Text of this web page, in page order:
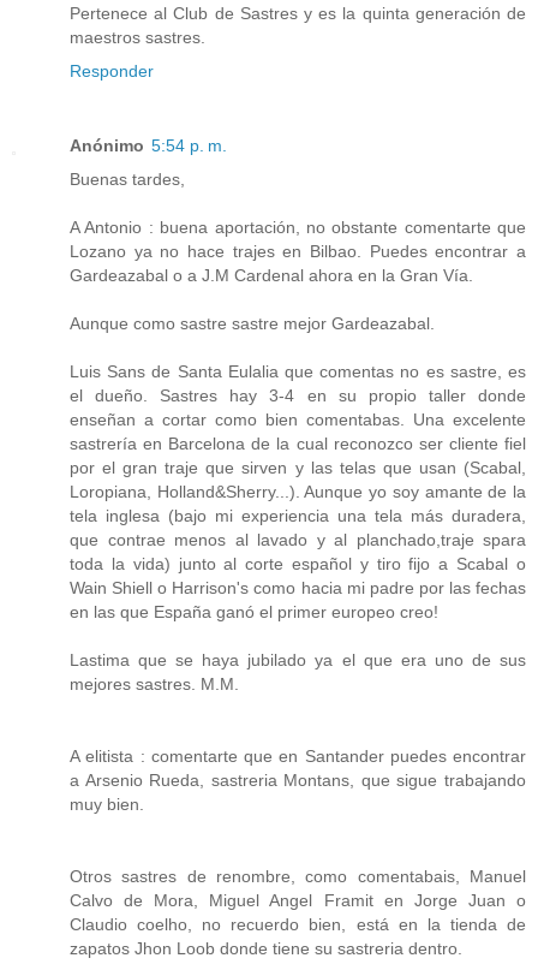
Pertenece al Club de Sastres y es la quinta generación de
maestros sastres.
Responder
Anónimo 5:54 p. m.
Buenas tardes,
A Antonio : buena aportación, no obstante comentarte que
Lozano ya no hace trajes en Bilbao. Puedes encontrar a
Gardeazabal o a J.M Cardenal ahora en la Gran Vía.
Aunque como sastre sastre mejor Gardeazabal.
Luis Sans de Santa Eulalia que comentas no es sastre, es
el dueño. Sastres hay 3-4 en su propio taller donde
enseñan a cortar como bien comentabas. Una excelente
sastrería en Barcelona de la cual reconozco ser cliente fiel
por el gran traje que sirven y las telas que usan (Scabal,
Loropiana, Holland&Sherry...). Aunque yo soy amante de la
tela inglesa (bajo mi experiencia una tela más duradera,
que contrae menos al lavado y al planchado,traje spara
toda la vida) junto al corte español y tiro fijo a Scabal o
Wain Shiell o Harrison's como hacia mi padre por las fechas
en las que España ganó el primer europeo creo!
Lastima que se haya jubilado ya el que era uno de sus
mejores sastres. M.M.
A elitista : comentarte que en Santander puedes encontrar
a Arsenio Rueda, sastreria Montans, que sigue trabajando
muy bien.
Otros sastres de renombre, como comentabais, Manuel
Calvo de Mora, Miguel Angel Framit en Jorge Juan o
Claudio coelho, no recuerdo bien, está en la tienda de
zapatos Jhon Loob donde tiene su sastreria dentro.